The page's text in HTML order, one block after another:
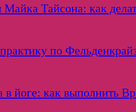
Тайсона: как
по
в йоге: как выполнить